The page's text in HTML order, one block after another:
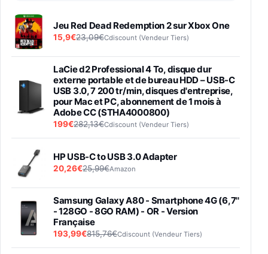
Jeu Red Dead Redemption 2 sur Xbox One
15,9€23,09€Cdiscount (Vendeur Tiers)
LaCie d2 Professional 4 To, disque dur
externe portable et de bureau HDD – USB-C
USB 3.0, 7 200 tr/min, disques d'entreprise,
pour Mac et PC, abonnement de 1 mois à
Adobe CC (STHA4000800)
199€282,13€Cdiscount (Vendeur Tiers)
HP USB-C to USB 3.0 Adapter
20,26€25,99€Amazon
Samsung Galaxy A80 - Smartphone 4G (6,7''
- 128GO - 8GO RAM) - OR - Version
Française
193,99€815,76€Cdiscount (Vendeur Tiers)